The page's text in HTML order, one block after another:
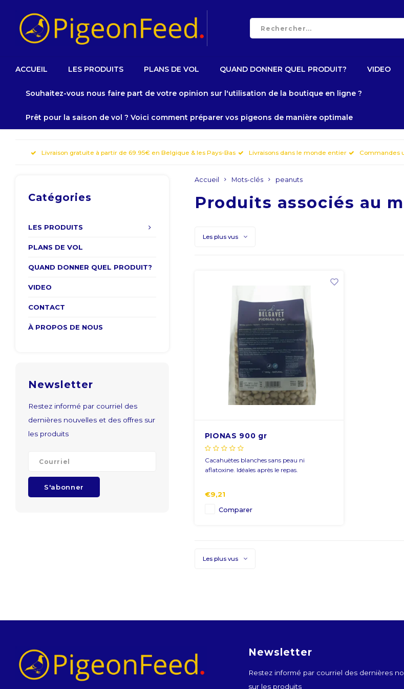
ACCUEIL LES PRODUITS PLANS DE VOL QUAND DONNER QUEL PRODUIT? VIDEO
Souhaitez-vous nous faire part de votre opinion sur l'utilisation de la boutique en ligne ?
Prêt pour la saison de vol ? Voici comment préparer vos pigeons de manière optimale
Livraison gratuite à partir de 69.95€ en Belgique & les Pays-Bas Livraisons dans le monde entier Commandes
Catégories
LES PRODUITS
PLANS DE VOL
QUAND DONNER QUEL PRODUIT?
VIDEO
CONTACT
À PROPOS DE NOUS
Newsletter
Restez informé par courriel des
dernières nouvelles et des offres sur
les produits
S'abonner
Accueil Mots-clés peanuts
Produits associés au
Les plus vus
PIONAS 900 gr
Cacahuètes blanches sans peau ni
aflatoxine. Idéales après le repas.
€9,21
Comparer
Les plus vus
Newsletter
Restez informé par courriel des dernières
sur les produits